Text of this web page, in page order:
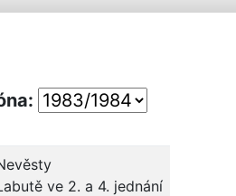
ve 2. a 4. jednání